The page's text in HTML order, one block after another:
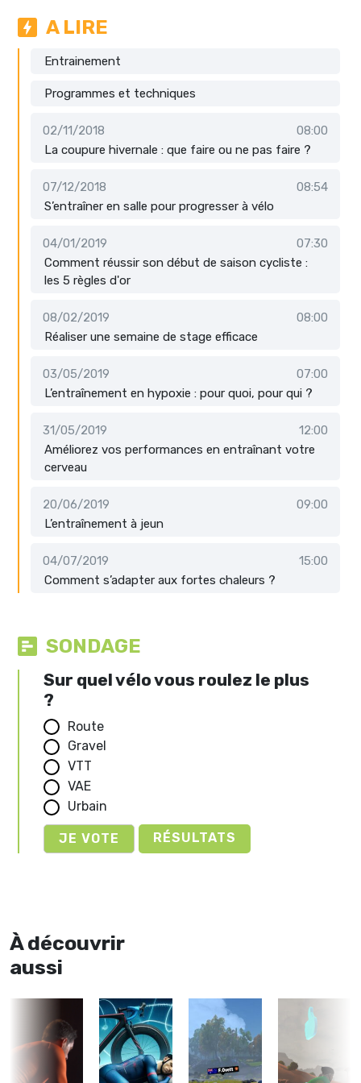
A LIRE
Entrainement
Programmes et techniques
02/11/2018
08:00
La coupure hivernale : que faire ou ne pas faire ?
07/12/2018
08:54
S’entraîner en salle pour progresser à vélo
04/01/2019
07:30
Comment réussir son début de saison cycliste :
les 5 règles d'or
08/02/2019
08:00
Réaliser une semaine de stage efficace
03/05/2019
07:00
L’entraînement en hypoxie : pour quoi, pour qui ?
31/05/2019
12:00
Améliorez vos performances en entraînant votre
cerveau
20/06/2019
09:00
L’entraînement à jeun
04/07/2019
15:00
Comment s’adapter aux fortes chaleurs ?
SONDAGE
Sur quel vélo vous roulez le plus
?
Route
Gravel
VTT
VAE
Urbain
RÉSULTATS
À découvrir
aussi